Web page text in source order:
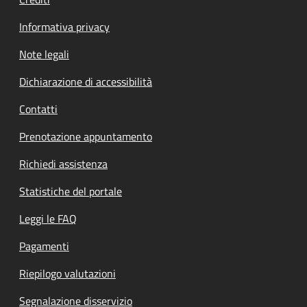
Informativa privacy
Note legali
Dichiarazione di accessibilità
Contatti
Prenotazione appuntamento
Richiedi assistenza
Statistiche del portale
Leggi le FAQ
Pagamenti
Riepilogo valutazioni
Segnalazione disservizio